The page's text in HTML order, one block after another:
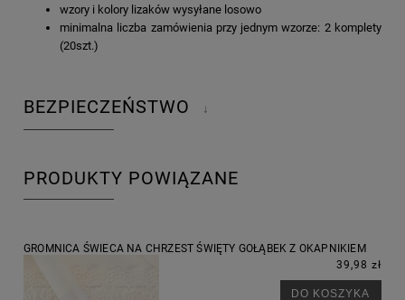
wzory i kolory lizaków wysyłane losowo
minimalna liczba zamówienia przy jednym wzorze: 2 komplety
(20szt.)
BEZPIECZEŃSTWO ↓
PRODUKTY POWIĄZANE
GROMNICA ŚWIECA NA CHRZEST ŚWIĘTY GOŁĄBEK Z OKAPNIKIEM
39,98 zł
DO KOSZYKA